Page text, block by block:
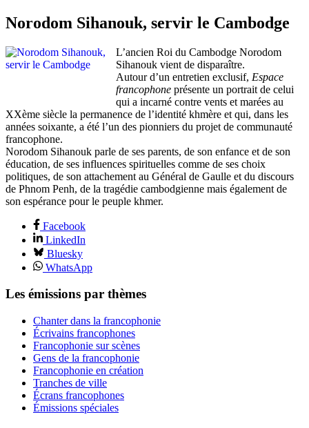
Norodom Sihanouk, servir le Cambodge
L’ancien Roi du Cambodge Norodom
Sihanouk vient de disparaître.
Autour d’un entretien exclusif, Espace
francophone présente un portrait de celui
qui a incarné contre vents et marées au
XXème siècle la permanence de l’identité khmère et qui, dans les
années soixante, a été l’un des pionniers du projet de communauté
francophone.
Norodom Sihanouk parle de ses parents, de son enfance et de son
éducation, de ses influences spirituelles comme de ses choix
politiques, de son attachement au Général de Gaulle et du discours
de Phnom Penh, de la tragédie cambodgienne mais également de
son espérance pour le peuple khmer.
Facebook
LinkedIn
Bluesky
WhatsApp
Les émissions par thèmes
Chanter dans la francophonie
Écrivains francophones
Francophonie sur scènes
Gens de la francophonie
Francophonie en création
Tranches de ville
Écrans francophones
Émissions spéciales